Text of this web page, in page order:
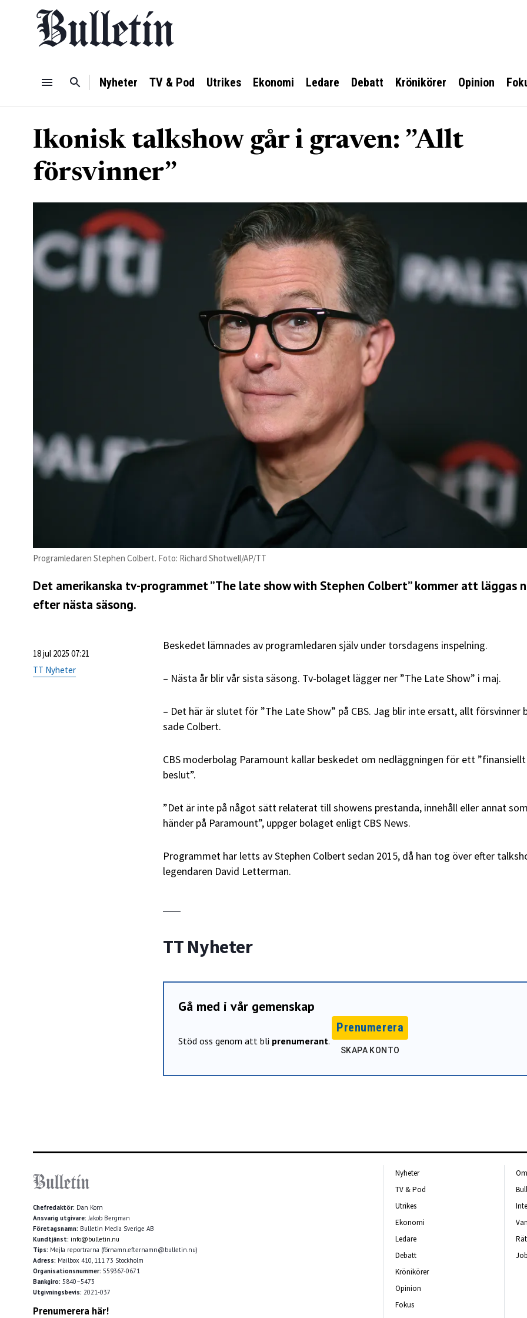
Nyheter TV & Pod Utrikes Ekonomi Ledare Debatt Krönikörer Opinion
Ikonisk talkshow går i graven: ”Allt
försvinner”
Programledaren Stephen Colbert. Foto: Richard Shotwell/AP/TT
Det amerikanska tv-programmet ”The late show with Stephen Colbert” kommer att läggas
efter nästa säsong.
18 jul 2025 07:21
TT Nyheter
Beskedet lämnades av programledaren själv under torsdagens inspelning.
– Nästa år blir vår sista säsong. Tv-bolaget lägger ner ”The Late Show” i maj.
– Det här är slutet för ”The Late Show” på CBS. Jag blir inte ersatt, allt försvinner
sade Colbert.
CBS moderbolag Paramount kallar beskedet om nedläggningen för ett ”finansiellt
beslut”.
”Det är inte på något sätt relaterat till showens prestanda, innehåll eller annat som
händer på Paramount”, uppger bolaget enligt CBS News.
Programmet har letts av Stephen Colbert sedan 2015, då han tog över efter
legendaren David Letterman.
TT Nyheter
Gå med i vår gemenskap
Stöd oss genom att bli prenumerant.
Prenumerera
SKAPA KONTO
Chefredaktör: Dan Korn
Ansvarig utgivare:Jakob Bergman
Företagsnamn: Bulletin Media Sverige AB
Kundtjänst: info@bulletin.nu
Tips: Mejla reportrarna (förnamn.efternamn@bulletin.nu)
Adress: Mailbox 410, 111 73 Stockholm
Organisationsnummer: 559367-0671
Bankgiro: 5840–5473
Utgivningsbevis: 2021-037
Prenumerera här!
Nyheter
TV & Pod
Utrikes
Ekonomi
Ledare
Debatt
Krönikörer
Opinion
Fokus